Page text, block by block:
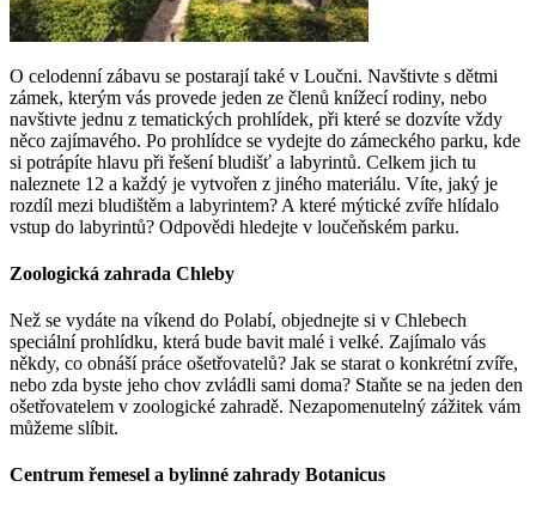
O celodenní zábavu se postarají také v Loučni. Navštivte s dětmi
zámek, kterým vás provede jeden ze členů knížecí rodiny, nebo
navštivte jednu z tematických prohlídek, při které se dozvíte vždy
něco zajímavého. Po prohlídce se vydejte do zámeckého parku, kde
si potrápíte hlavu při řešení bludišť a labyrintů. Celkem jich tu
naleznete 12 a každý je vytvořen z jiného materiálu. Víte, jaký je
rozdíl mezi bludištěm a labyrintem? A které mýtické zvíře hlídalo
vstup do labyrintů? Odpovědi hledejte v loučeňském parku.
Zoologická zahrada Chleby
Než se vydáte na víkend do Polabí, objednejte si v Chlebech
speciální prohlídku, která bude bavit malé i velké. Zajímalo vás
někdy, co obnáší práce ošetřovatelů? Jak se starat o konkrétní zvíře,
nebo zda byste jeho chov zvládli sami doma? Staňte se na jeden den
ošetřovatelem v zoologické zahradě. Nezapomenutelný zážitek vám
můžeme slíbit.
Centrum řemesel a bylinné zahrady Botanicus